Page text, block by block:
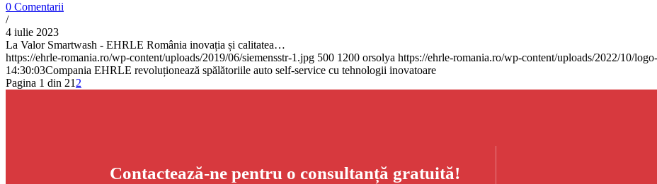
0 Comentarii
/
4 iulie 2023
La Valor Smartwash - EHRLE România inovația și calitatea…
https://ehrle-romania.ro/wp-content/uploads/2019/06/siemensstr-1.jpg 500 1200 orsolya https://ehrle-romania.ro/wp-content/uploads/2022/10/
14:30:03Compania EHRLE revoluționează spălătoriile auto self-service cu tehnologii inovatoare
Pagina 1 din 21 2
Contactează-ne pentru o consultanță gratuită!